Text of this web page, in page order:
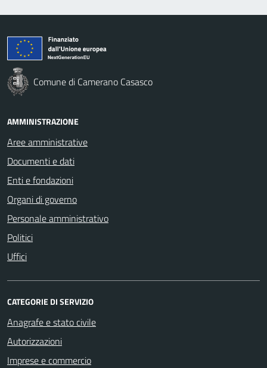
Comune di Camerano Casasco
AMMINISTRAZIONE
Aree amministrative
Documenti e dati
Enti e fondazioni
Organi di governo
Personale amministrativo
Politici
Uffici
CATEGORIE DI SERVIZIO
Anagrafe e stato civile
Autorizzazioni
Imprese e commercio